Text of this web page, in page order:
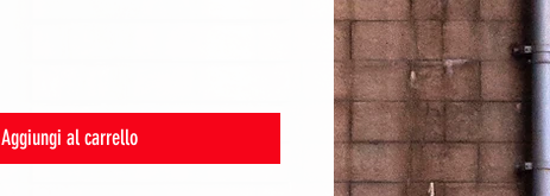
Aggiungi al carrello